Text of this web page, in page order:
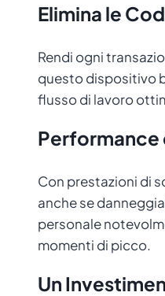
Elimina le
Rendi ogni
questo dispositivo
flusso di lavoro
Performance
Con prestazioni di
anche se
personale
momenti di picco.
Un